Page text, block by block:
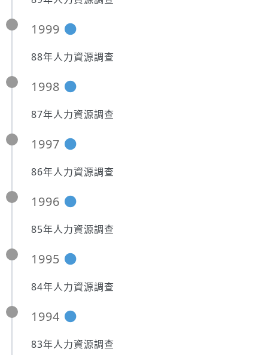
1999
88年人力資源調查
1998
87年人力資源調查
1997
86年人力資源調查
1996
85年人力資源調查
1995
84年人力資源調查
1994
83年人力資源調查